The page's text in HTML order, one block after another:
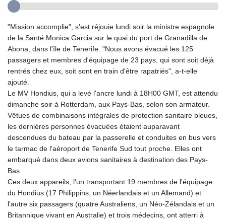
"Mission accomplie", s'est réjouie lundi soir la ministre espagnole
de la Santé Monica Garcia sur le quai du port de Granadilla de
Abona, dans l'île de Tenerife. "Nous avons évacué les 125
passagers et membres d'équipage de 23 pays, qui sont soit déjà
rentrés chez eux, soit sont en train d'être rapatriés", a-t-elle
ajouté.
Le MV Hondius, qui a levé l'ancre lundi à 18H00 GMT, est attendu
dimanche soir à Rotterdam, aux Pays-Bas, selon son armateur.
Vêtues de combinaisons intégrales de protection sanitaire bleues,
les dernières personnes évacuées étaient auparavant
descendues du bateau par la passerelle et conduites en bus vers
le tarmac de l'aéroport de Tenerife Sud tout proche. Elles ont
embarqué dans deux avions sanitaires à destination des Pays-
Bas.
Ces deux appareils, l'un transportant 19 membres de l'équipage
du Hondius (17 Philippins, un Néerlandais et un Allemand) et
l'autre six passagers (quatre Australiens, un Néo-Zélandais et un
Britannique vivant en Australie) et trois médecins, ont atterri à